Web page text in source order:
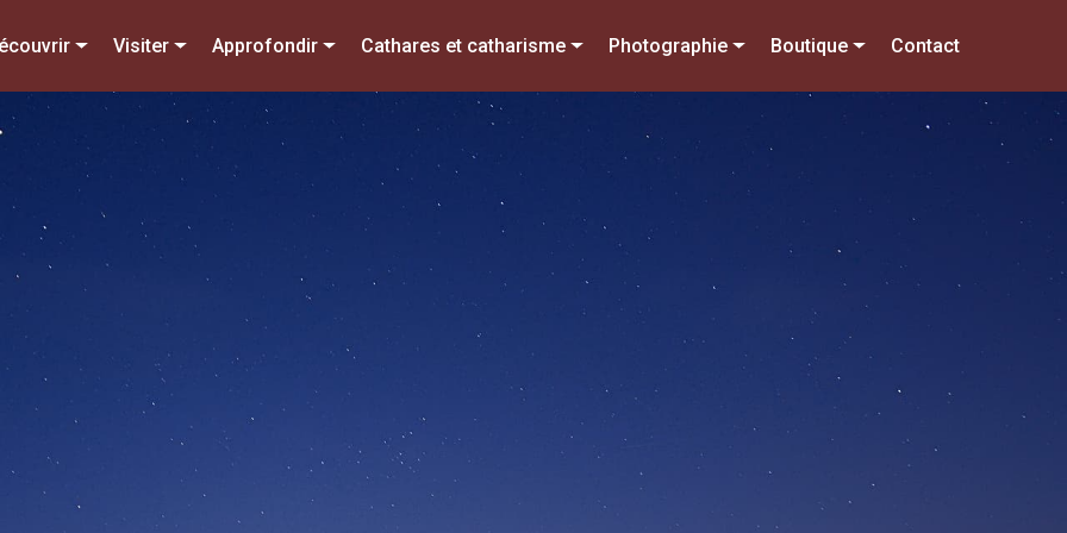
Visiter Approfondir Cathares et catharisme Photographie Boutique Contact